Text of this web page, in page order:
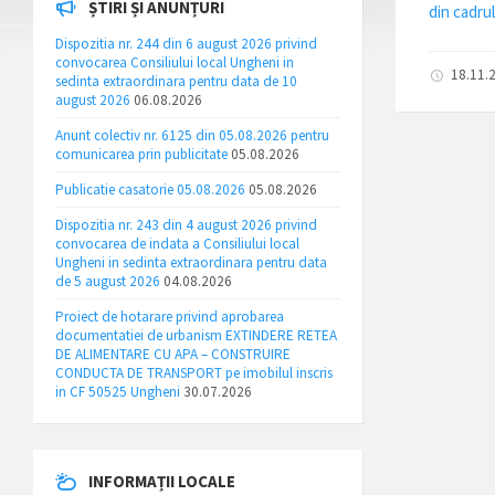
din
ȘTIRI ȘI ANUNȚURI
Dispozitia nr. 244 din 6 august 2026 privind
convocarea Consiliului local Ungheni in
sedinta extraordinara pentru data de 10
august 2026 06.08.2026
Anunt colectiv nr. 6125 din 05.08.2026 pentru
comunicarea prin publicitate 05.08.2026
Publicatie casatorie 05.08.2026 05.08.2026
Dispozitia nr. 243 din 4 august 2026 privind
convocarea de indata a Consiliului local
Ungheni in sedinta extraordinara pentru data
de 5 august 2026 04.08.2026
Proiect de hotarare privind aprobarea
documentatiei de urbanism EXTINDERE RETEA
DE ALIMENTARE CU APA – CONSTRUIRE
CONDUCTA DE TRANSPORT pe imobilul inscris
in CF 50525 Ungheni 30.07.2026
INFORMAȚII LOCALE